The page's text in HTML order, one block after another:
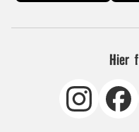
Hier